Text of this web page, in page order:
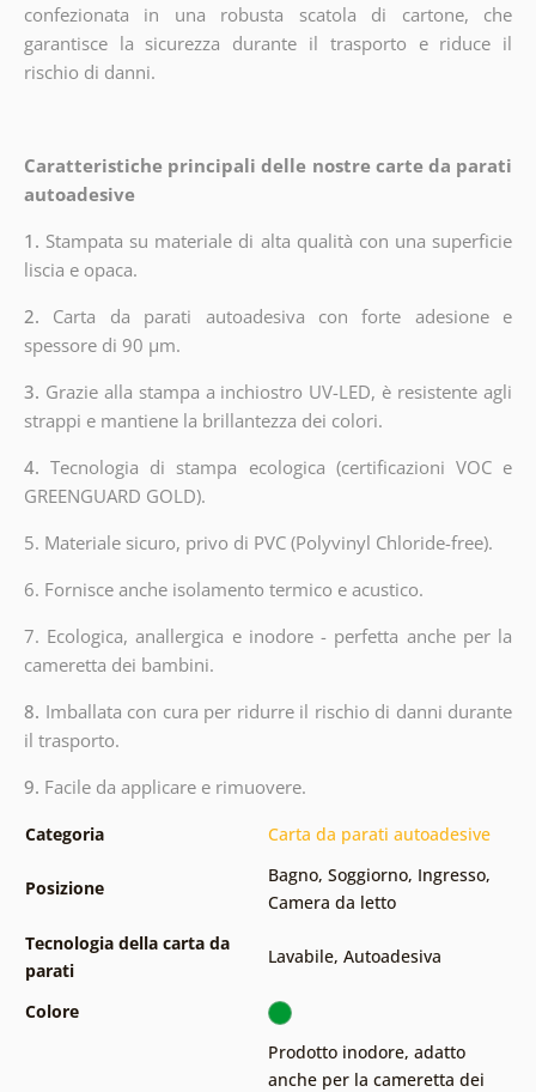
confezionata in una robusta scatola di cartone, che
garantisce la sicurezza durante il trasporto e riduce il
rischio di danni.
Caratteristiche principali delle nostre carte da parati
autoadesive
1. Stampata su materiale di alta qualità con una superficie
liscia e opaca.
2. Carta da parati autoadesiva con forte adesione e
spessore di 90 µm.
3. Grazie alla stampa a inchiostro UV-LED, è resistente agli
strappi e mantiene la brillantezza dei colori.
4.Tecnologia di stampa ecologica (certificazioni VOC e
GREENGUARD GOLD).
5. Materiale sicuro, privo di PVC (Polyvinyl Chloride-free).
6. Fornisce anche isolamento termico e acustico.
7. Ecologica, anallergica e inodore - perfetta anche per la
cameretta dei bambini.
8. Imballata con cura per ridurre il rischio di danni durante
il trasporto.
9. Facile da applicare e rimuovere.
Categoria Carta da parati autoadesive
Posizione
Bagno, Soggiorno, Ingresso,
Camera da letto
Tecnologia della carta da
parati
Lavabile, Autoadesiva
Colore
Prodotto inodore, adatto
anche per la cameretta dei